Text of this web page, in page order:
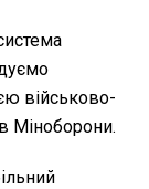
військово-
Міноборони.